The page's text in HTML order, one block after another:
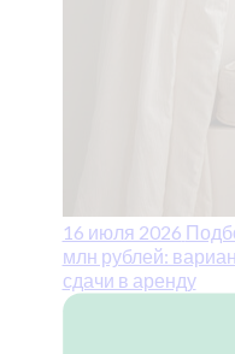
16 июля 2026
млн рублей:
сдачи в аренду